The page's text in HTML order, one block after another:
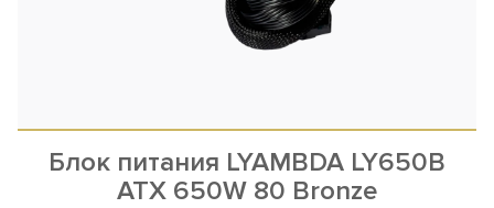
Блок питания LYAMBDA LY650B
ATX 650W 80 Bronze